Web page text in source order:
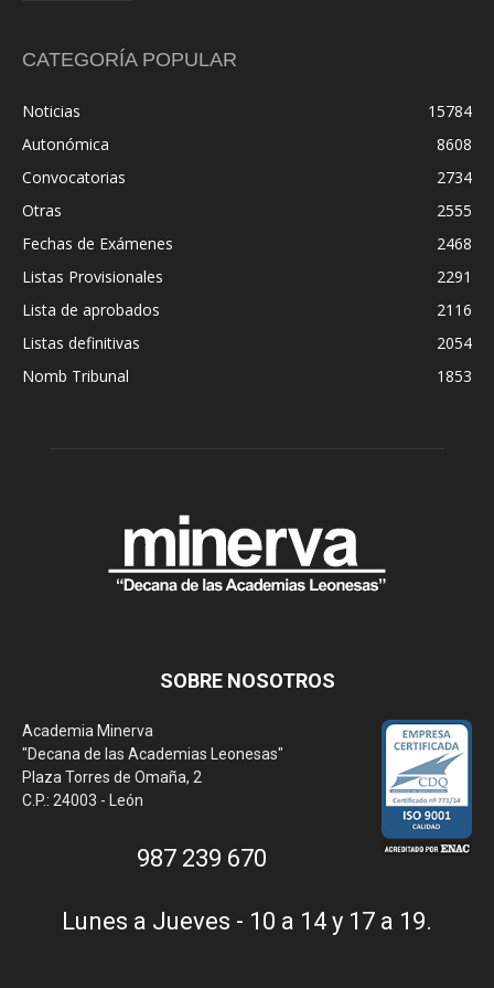
CATEGORÍA POPULAR
Noticias
15784
Autonómica
8608
Convocatorias
2734
Otras
2555
Fechas de Exámenes
2468
Listas Provisionales
2291
Lista de aprobados
2116
Listas definitivas
2054
Nomb Tribunal
1853
SOBRE NOSOTROS
Academia Minerva
"Decana de las Academias Leonesas"
Plaza Torres de Omaña, 2
C.P.: 24003 - León
987 239 670
Lunes a Jueves - 10 a 14 y 17 a 19.